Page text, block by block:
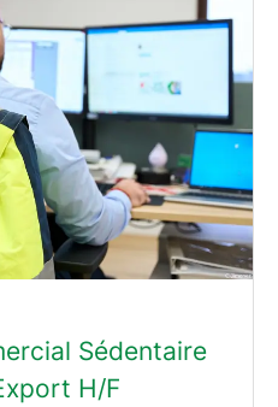
Sédentaire
H/F